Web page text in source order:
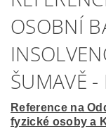
OSOBNÍ
ŠUMAVĚ -
Reference na
fyzické osoby a